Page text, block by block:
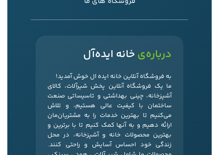
درباره‌ی خانه ایده‌آل
به فروشگاه آنلاین خانه ایده ال خوش آمدید!
ما یک فروشگاه آنلاین پخش شیرآلات، کالای
آشپزخانه، چینی بهداشتی و تاسیساتی صنعت
ساختمان با کیفیت عالی هستیم، و تلاش
می‌کنیم تا بهترین خدمات را به مشتریان‌مان
ارائه دهیم و به آنها کمک کنیم تا با برترین و
بهترین محصولات خانه و آشپزخانه، در محل
زندگی خود احساس آسایش و راحتی کنند.